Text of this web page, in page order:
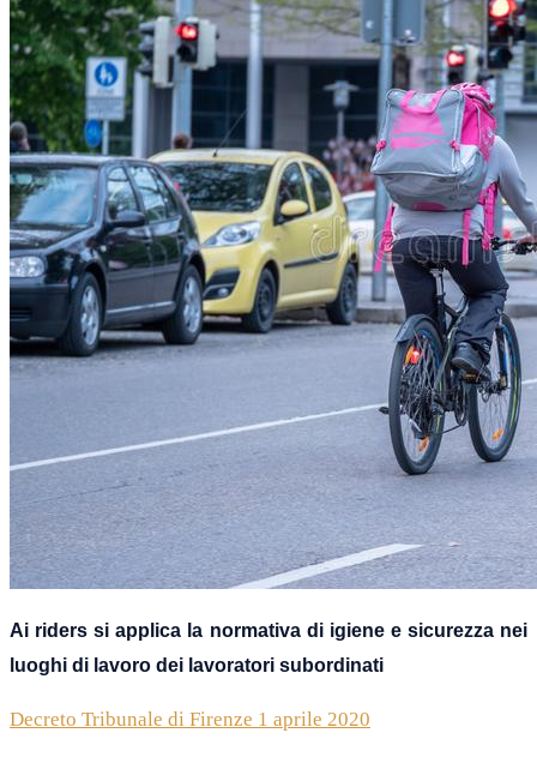
Ai riders si applica la normativa di igiene e sicurezza nei
luoghi di lavoro dei lavoratori subordinati
Decreto Tribunale di Firenze 1 aprile 2020